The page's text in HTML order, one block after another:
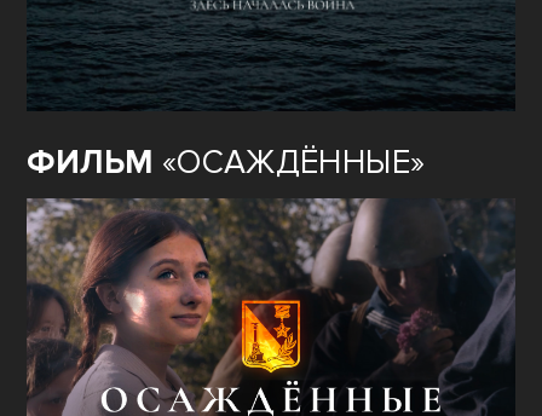
ФИЛЬМ «ОСАЖДЁННЫЕ»